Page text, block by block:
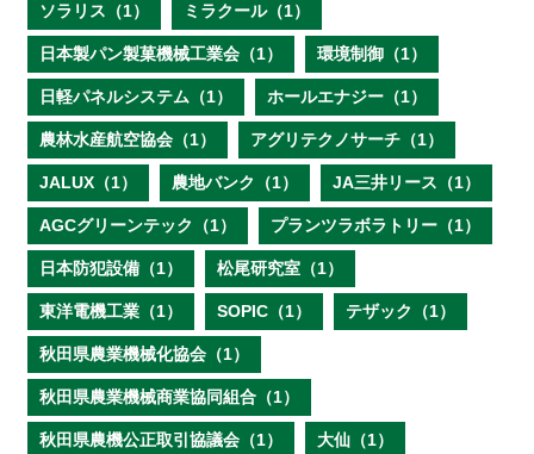
ソラリス（1） ミラクール（1）
日本製パン製菓機械工業会（1） 環境制御（1）
日軽パネルシステム（1） ホールエナジー（1）
農林水産航空協会（1） アグリテクノサーチ（1）
JALUX（1） 農地バンク（1） JA三井リース（1）
AGCグリーンテック（1） プランツラボラトリー（1）
日本防犯設備（1） 松尾研究室（1）
東洋電機工業（1） SOPIC（1） テザック（1）
秋田県農業機械化協会（1）
秋田県農業機械商業協同組合（1）
秋田県農機公正取引協議会（1） 大仙（1）